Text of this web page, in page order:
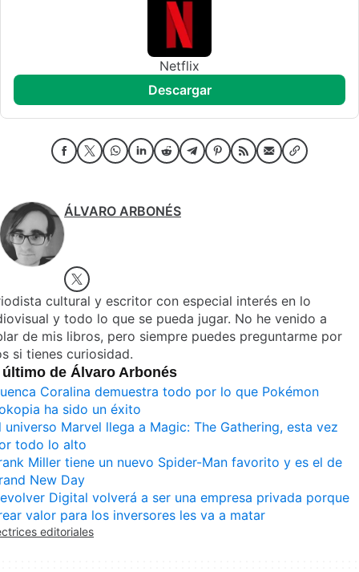
Netflix
descargar
ÁLVARO ARBONÉS
cultural y escritor con especial interés en lo
y todo lo que se pueda jugar. No he venido a
de mis libros, pero siempre puedes preguntarme por
si tienes curiosidad.
de Álvaro Arbonés
Coralina demuestra todo por lo que Pokémon
ha sido un éxito
universo Marvel llega a Magic: The Gathering, esta vez
todo lo alto
Miller tiene un nuevo Spider-Man favorito y es el de
New Day
Digital volverá a ser una empresa privada porque
valor para los inversores les va a matar
editoriales